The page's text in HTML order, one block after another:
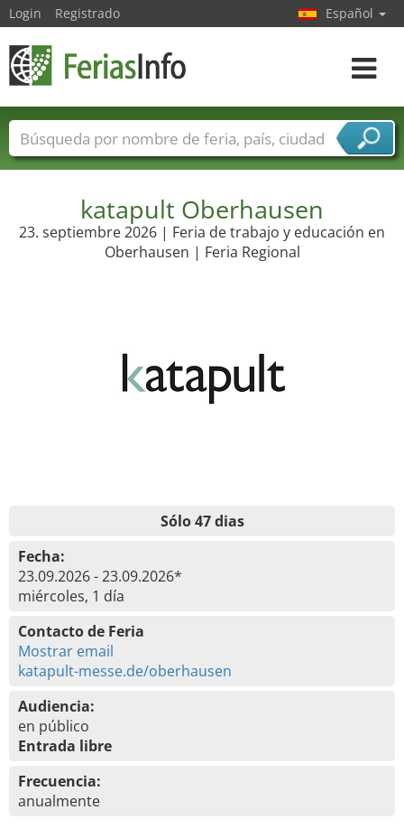
katapult Oberhausen
23. septiembre 2026 | Feria de trabajo y educación en
Oberhausen | Feria Regional
Sólo 47 dias
Fecha:
23.09.2026 - 23.09.2026*
miércoles, 1 día
Contacto de Feria
Mostrar email
katapult-messe.de/oberhausen
Audiencia:
en público
Entrada libre
Frecuencia:
anualmente
Login Registrado Español
toggle
Nombres de ferias Países
Ciudades
Sectores de proveedor de servicios